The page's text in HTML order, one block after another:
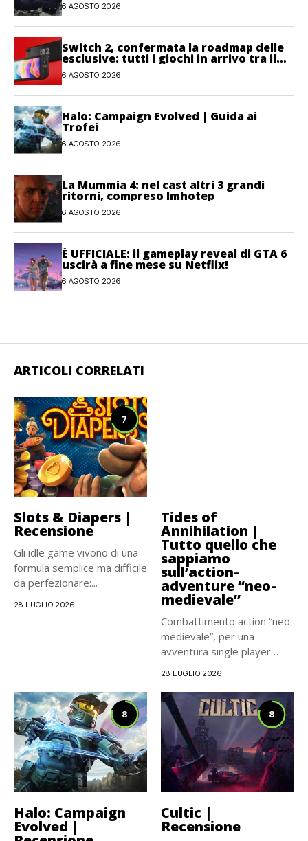
6 AGOSTO 2026
Switch 2, confermata la roadmap delle
esclusive: tutti i giochi in arrivo tra il
2026 e il 2027
6 AGOSTO 2026
Halo: Campaign Evolved | Guida ai
Trofei
6 AGOSTO 2026
La Mummia 4: nel cast altri 3 grandi
ritorni, compreso Imhotep
6 AGOSTO 2026
È UFFICIALE: il gameplay reveal di GTA 6
uscirà a fine mese su Netflix!
6 AGOSTO 2026
ARTICOLI CORRELATI
7
Slots & Diapers |
Recensione
Gli idle game vivono di una
formula semplice ma difficile
da perfezionare:...
28 LUGLIO 2026
Tides of
Annihilation |
Tutto quello che
sappiamo
sull’action-
adventure “neo-
medievale”
Combattimento action “neo-
medievale”, per una
avventura single player
28 LUGLIO 2026
8
Halo: Campaign
Evolved |
8
Cultic |
Recensione